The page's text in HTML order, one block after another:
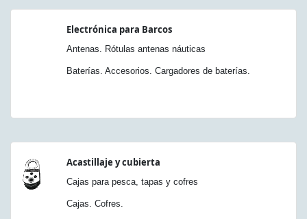
Electrónica para Barcos
Antenas. Rótulas antenas náuticas
Baterías. Accesorios. Cargadores de baterías.
Acastillaje y cubierta
Cajas para pesca, tapas y cofres
Cajas. Cofres.